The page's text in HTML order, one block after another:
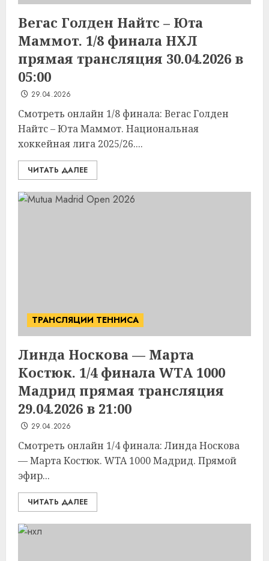
Вегас Голден Найтс – Юта
Маммот. 1/8 финала НХЛ
прямая трансляция 30.04.2026 в
05:00
29.04.2026
Смотреть онлайн 1/8 финала: Вегас Голден
Найтс – Юта Маммот. Национальная
хоккейная лига 2025/26....
ЧИТАТЬ ДАЛЕЕ
ТРАНСЛЯЦИИ ТЕННИСА
Линда Носкова — Марта
Костюк. 1/4 финала WTA 1000
Мадрид прямая трансляция
29.04.2026 в 21:00
29.04.2026
Смотреть онлайн 1/4 финала: Линда Носкова
— Марта Костюк. WTA 1000 Мадрид. Прямой
эфир...
ЧИТАТЬ ДАЛЕЕ